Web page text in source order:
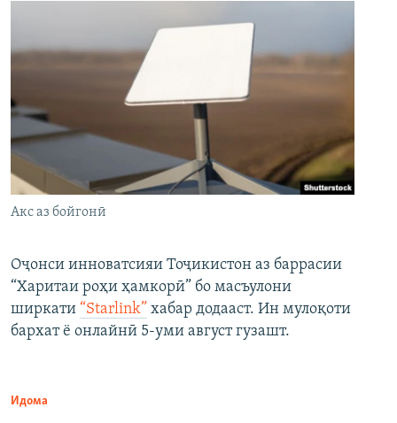
Акс аз бойгонӣ
Оҷонси инноватсияи Тоҷикистон аз баррасии
“Харитаи роҳи ҳамкорӣ” бо масъулони
ширкати “Starlink” хабар додааст. Ин мулоқоти
бархат ё онлайнӣ 5-уми август гузашт.
Идома